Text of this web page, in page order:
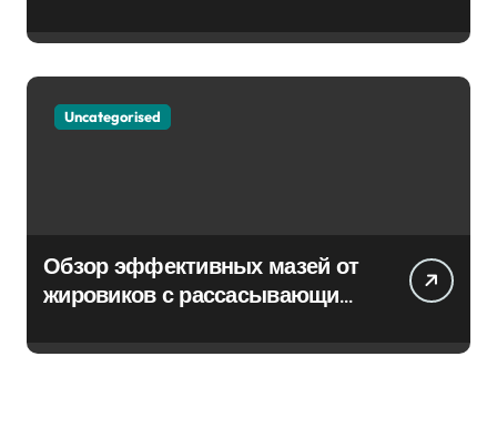
Uncategorised
Обзор эффективных мазей от
жировиков с рассасывающим